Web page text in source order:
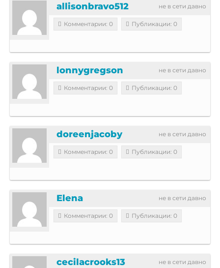
не в сети давно
allisonbravo512
Комментарии: 0 Публикации: 0
не в сети давно
lonnygregson
Комментарии: 0 Публикации: 0
не в сети давно
doreenjacoby
Комментарии: 0 Публикации: 0
не в сети давно
Elena
Комментарии: 0 Публикации: 0
не в сети давно
cecilacrooks13